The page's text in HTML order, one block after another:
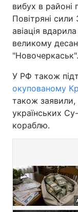
вибух в районі
Повітряні
авіація
великому
"Новочеркаськ".
У РФ також
окупованому
також
українських
кораблю.